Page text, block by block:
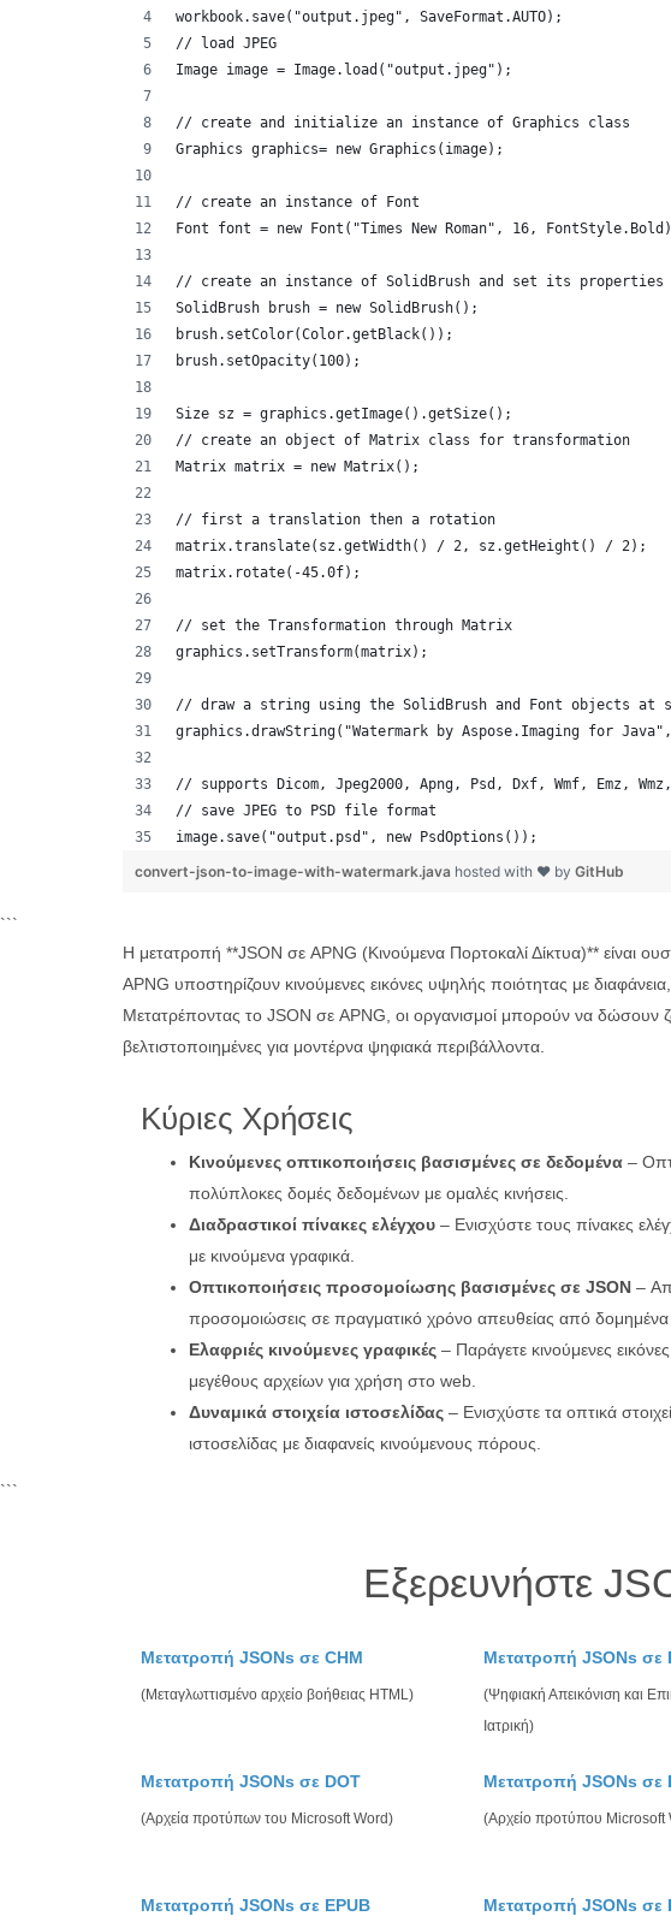
workbook.save("output.jpeg", SaveFormat.AUTO);
// load JPEG
Image image = Image.load("output.jpeg");
// create and initialize an instance of Graphics class
Graphics graphics= new Graphics(image);
// create an instance of Font
Font font = new Font("Times New Roman", 16,
// create an instance of SolidBrush and set its properties
SolidBrush brush = new SolidBrush();
brush.setColor(Color.getBlack());
brush.setOpacity(100);
Size sz = graphics.getImage().getSize();
// create an object of Matrix class for transformation
Matrix matrix = new Matrix();
// first a translation then a rotation
matrix.translate(sz.getWidth() / 2,
matrix.rotate(-45.0f);
// set the Transformation through Matrix
graphics.setTransform(matrix);
// draw a string using the SolidBrush and Font objects at
graphics.drawString("Watermark by Aspose.Imaging for
// supports Dicom, Jpeg2000, Apng, Psd, Dxf, Wmf, Emz,
// save JPEG to PSD file format
image.save("output.psd", new PsdOptions());
convert-json-to-image-with-watermark.java hosted with ❤ by GitHub
```
Η μετατροπή **JSON σε APNG (Κινούμενα Πορτοκαλί Δίκτυα)** είναι
APNG υποστηρίζουν κινούμενες εικόνες υψηλής ποιότητας με
Μετατρέποντας το JSON σε APNG, οι οργανισμοί μπορούν να δώσουν
βελτιστοποιημένες για μοντέρνα ψηφιακά περιβάλλοντα.
Κύριες Χρήσεις
Κινούμενες οπτικοποιήσεις βασισμένες σε δεδομένα –
πολύπλοκες δομές δεδομένων με ομαλές κινήσεις.
Διαδραστικοί πίνακες ελέγχου – Ενισχύστε τους πίνακες
με κινούμενα γραφικά.
Οπτικοποιήσεις προσομοίωσης βασισμένες σε JSON –
προσομοιώσεις σε πραγματικό χρόνο απευθείας από δομημένα
Ελαφριές κινούμενες γραφικές – Παράγετε κινούμενες
μεγέθους αρχείων για χρήση στο web.
Δυναμικά στοιχεία ιστοσελίδας – Ενισχύστε τα οπτικά
ιστοσελίδας με διαφανείς κινούμενους πόρους.
```
Εξερευνήστε
Μετατροπή JSONs σε CHM
(Μεταγλωττισμένο αρχείο βοήθειας HTML)
Μετατροπή JSONs σε
(Ψηφιακή Απεικόνιση και
Ιατρική)
Μετατροπή JSONs σε DOT
(Αρχεία προτύπων του Microsoft Word)
Μετατροπή JSONs σε
(Αρχείο προτύπου Microsoft
Μετατροπή JSONs σε EPUB Μετατροπή JSONs σε